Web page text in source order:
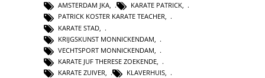
AMSTERDAM JKA, KARATE PATRICK,
PATRICK KOSTER KARATE TEACHER,
KARATE STAD
KRIJGSKUNST MONNICKENDAM
VECHTSPORT MONNICKENDAM
KARATE JUF THERESE ZOEKENDE
KARATE ZUIVER
KLAVERHUIS